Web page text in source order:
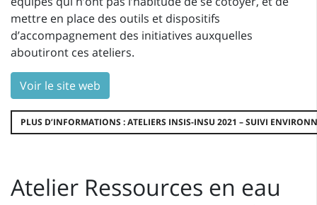
mettre en place des outils et dispositifs
d’accompagnement des initiatives auxquelles
aboutiront ces ateliers.
Voir le site web
PLUS D’INFORMATIONS : ATELIERS INSIS-INSU 2021 – SUIVI
Atelier Ressources en eau